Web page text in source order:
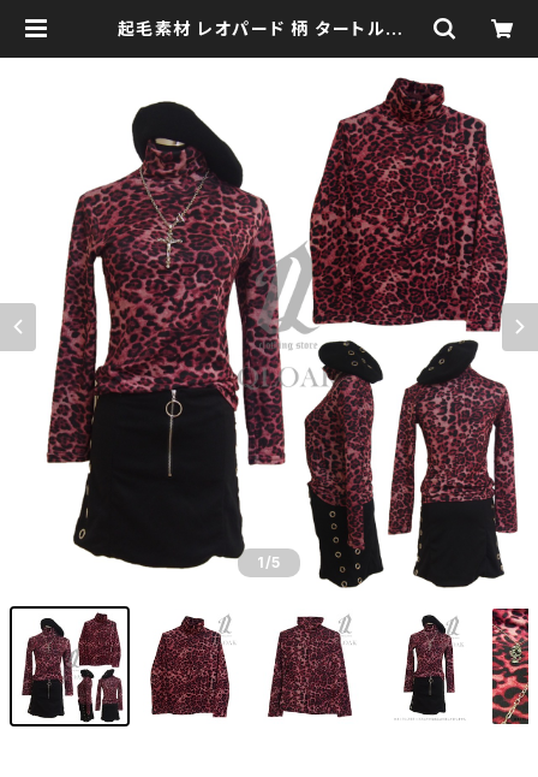
起毛素材 レオパード 柄 タートルネッ
QLOAK -クローク-
1 /5